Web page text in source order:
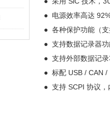
● 电源效率高达
● 各种保护功能（
● 支持数据记录器
● 支持外部数据记
● 标配 USB / CAN
● 支持 SCPI 协议